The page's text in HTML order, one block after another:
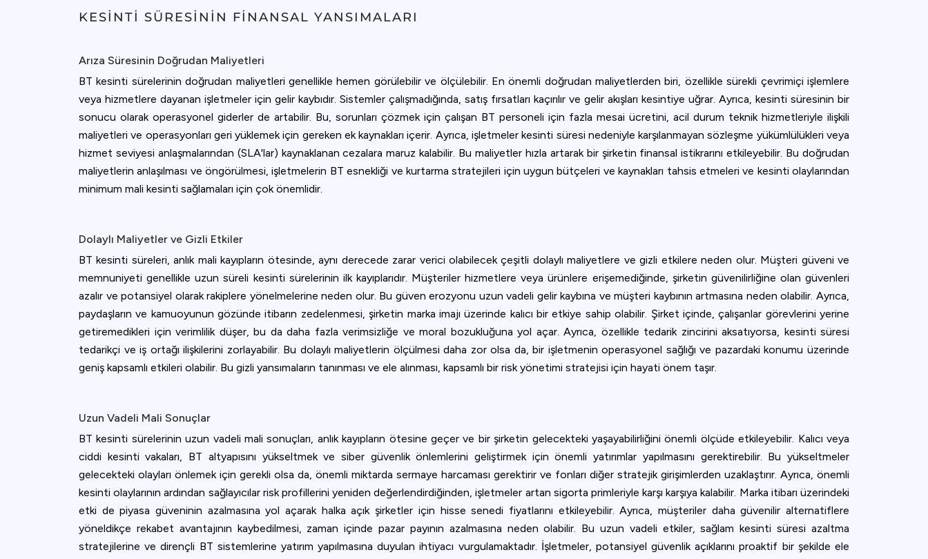
KESINTI SÜRESININ FINANSAL YANSIMALARI
Arıza Süresinin Doğrudan Maliyetleri
BT kesinti sürelerinin doğrudan maliyetleri genellikle hemen görülebilir ve ölçülebilir. En önemli doğrudan maliyetlerden biri, özellikle sürekli çevrimiçi işlemlere
veya hizmetlere dayanan işletmeler için gelir kaybıdır. Sistemler çalışmadığında, satış fırsatları kaçırılır ve gelir akışları kesintiye uğrar. Ayrıca, kesinti süresinin bir
sonucu olarak operasyonel giderler de artabilir. Bu, sorunları çözmek için çalışan BT personeli için fazla mesai ücretini, acil durum teknik hizmetleriyle ilişkili
maliyetleri ve operasyonları geri yüklemek için gereken ek kaynakları içerir. Ayrıca, işletmeler kesinti süresi nedeniyle karşılanmayan sözleşme yükümlülükleri veya
hizmet seviyesi anlaşmalarından (SLA'lar) kaynaklanan cezalara maruz kalabilir. Bu maliyetler hızla artarak bir şirketin finansal istikrarını etkileyebilir. Bu doğrudan
maliyetlerin anlaşılması ve öngörülmesi, işletmelerin BT esnekliği ve kurtarma stratejileri için uygun bütçeleri ve kaynakları tahsis etmeleri ve kesinti olaylarından
minimum mali kesinti sağlamaları için çok önemlidir.
Dolaylı Maliyetler ve Gizli Etkiler
BT kesinti süreleri, anlık mali kayıpların ötesinde, aynı derecede zarar verici olabilecek çeşitli dolaylı maliyetlere ve gizli etkilere neden olur. Müşteri güveni ve
memnuniyeti genellikle uzun süreli kesinti sürelerinin ilk kayıplarıdır. Müşteriler hizmetlere veya ürünlere erişemediğinde, şirketin güvenilirliğine olan güvenleri
azalır ve potansiyel olarak rakiplere yönelmelerine neden olur. Bu güven erozyonu uzun vadeli gelir kaybına ve müşteri kaybının artmasına neden olabilir. Ayrıca,
paydaşların ve kamuoyunun gözünde itibarın zedelenmesi, şirketin marka imajı üzerinde kalıcı bir etkiye sahip olabilir. Şirket içinde, çalışanlar görevlerini yerine
getiremedikleri için verimlilik düşer, bu da daha fazla verimsizliğe ve moral bozukluğuna yol açar. Ayrıca, özellikle tedarik zincirini aksatıyorsa, kesinti süresi
tedarikçi ve iş ortağı ilişkilerini zorlayabilir. Bu dolaylı maliyetlerin ölçülmesi daha zor olsa da, bir işletmenin operasyonel sağlığı ve pazardaki konumu üzerinde
geniş kapsamlı etkileri olabilir. Bu gizli yansımaların tanınması ve ele alınması, kapsamlı bir risk yönetimi stratejisi için hayati önem taşır.
Uzun Vadeli Mali Sonuçlar
BT kesinti sürelerinin uzun vadeli mali sonuçları, anlık kayıpların ötesine geçer ve bir şirketin gelecekteki yaşayabilirliğini önemli ölçüde etkileyebilir. Kalıcı veya
ciddi kesinti vakaları, BT altyapısını yükseltmek ve siber güvenlik önlemlerini geliştirmek için önemli yatırımlar yapılmasını gerektirebilir. Bu yükseltmeler
gelecekteki olayları önlemek için gerekli olsa da, önemli miktarda sermaye harcaması gerektirir ve fonları diğer stratejik girişimlerden uzaklaştırır. Ayrıca, önemli
kesinti olaylarının ardından sağlayıcılar risk profillerini yeniden değerlendirdiğinden, işletmeler artan sigorta primleriyle karşı karşıya kalabilir. Marka itibarı üzerindeki
etki de piyasa güveninin azalmasına yol açarak halka açık şirketler için hisse senedi fiyatlarını etkileyebilir. Ayrıca, müşteriler daha güvenilir alternatiflere
yöneldikçe rekabet avantajının kaybedilmesi, zaman içinde pazar payının azalmasına neden olabilir. Bu uzun vadeli etkiler, sağlam kesinti süresi azaltma
stratejilerine ve dirençli BT sistemlerine yatırım yapılmasına duyulan ihtiyacı vurgulamaktadır. İşletmeler, potansiyel güvenlik açıklarını proaktif bir şekilde ele